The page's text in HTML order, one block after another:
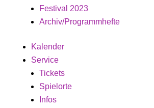
Festival 2023
Archiv/Programmhefte
Kalender
Service
Tickets
Spielorte
Infos